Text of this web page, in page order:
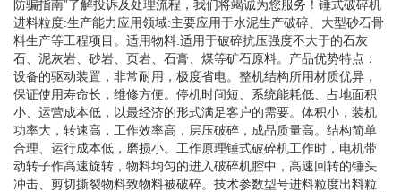
防骗指南”了解投诉及处理流程，我们将竭诚为您服务！锤式破碎机
进料粒度:生产能力应用领域:主要应用于水泥生产破碎、大型砂石骨
料生产等工程项目。适用物料:适用于破碎抗压强度不大于的石灰
石、泥灰岩、砂岩、页岩、石膏、煤等矿石原料。产品优势特点：
设备的驱动装置，非常耐用，极度省电。整机结构所用材质优异，
保证使用寿命长，维修方便。停机时间短、系统能耗低、占地面积
小、运营成本低，以最经济的形式满足客户的需要。体积小，装机
功率大，转速高，工作效率高，层压破碎，成品质量高。结构简单
合理、运行成本低，磨损小。工作原理锤式破碎机工作时，电机带
动转子作高速旋转，物料均匀的进入破碎机腔中，高速回转的锤头
冲击、剪切撕裂物料致物料被破碎。技术参数型号进料粒度出料粒